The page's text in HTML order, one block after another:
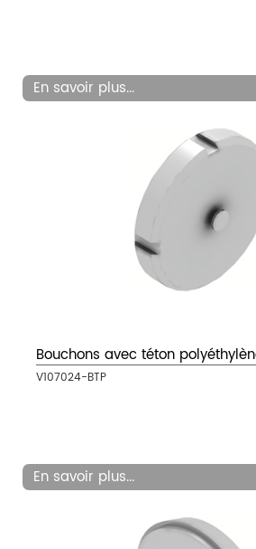
En savoir plus...
Bouchons avec téton
V107024-BTP
En savoir plus...